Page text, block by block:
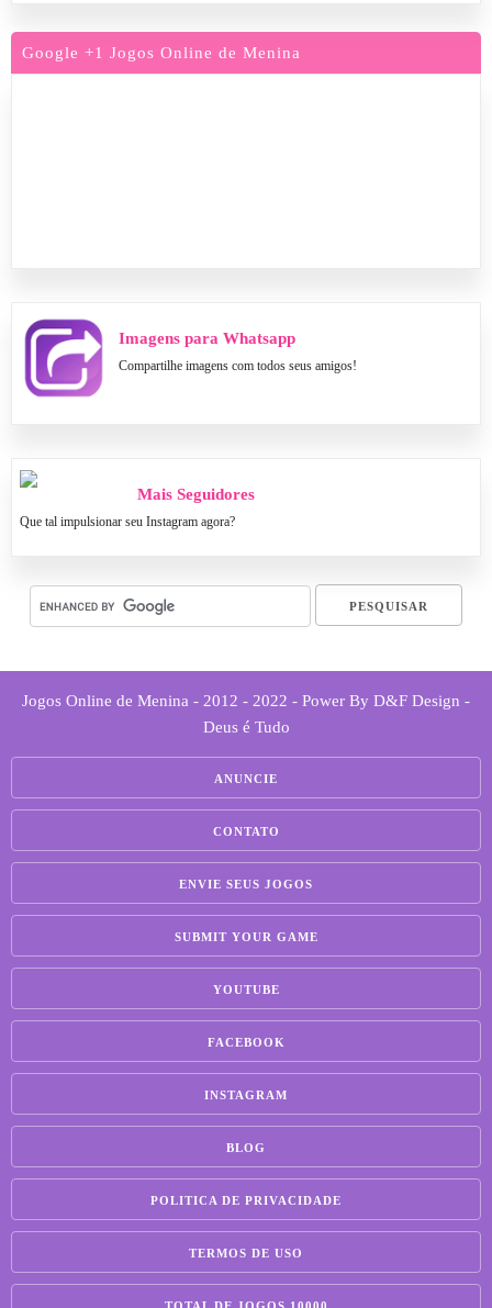
Google +1 Jogos Online de Menina
Imagens para Whatsapp
Compartilhe imagens com todos seus amigos!
Mais Seguidores
Que tal impulsionar seu Instagram agora?
Jogos Online de Menina - 2012 - 2022 - Power By D&F Design -
Deus é Tudo
ANUNCIE
CONTATO
ENVIE SEUS JOGOS
SUBMIT YOUR GAME
YOUTUBE
FACEBOOK
INSTAGRAM
BLOG
POLITICA DE PRIVACIDADE
TERMOS DE USO
TOTAL DE JOGOS 10000